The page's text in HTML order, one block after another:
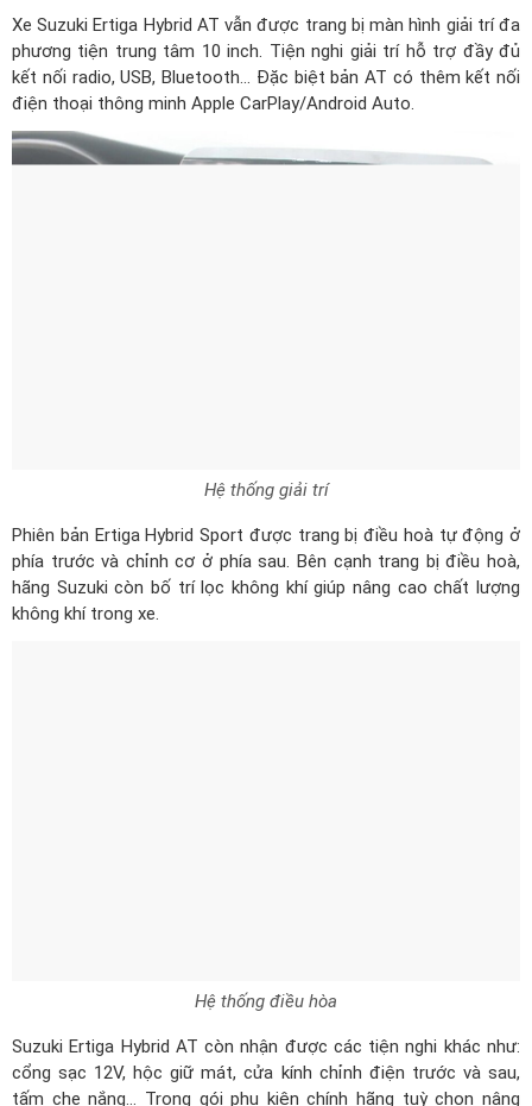
Xe Suzuki Ertiga Hybrid AT vẫn được trang bị màn hình giải trí đa
phương tiện trung tâm 10 inch. Tiện nghi giải trí hỗ trợ đầy đủ
kết nối radio, USB, Bluetooth… Đặc biệt bản AT có thêm kết nối
điện thoại thông minh Apple CarPlay/Android Auto.
Hệ thống giải trí
Phiên bản Ertiga Hybrid Sport được trang bị điều hoà tự động ở
phía trước và chỉnh cơ ở phía sau. Bên cạnh trang bị điều hoà,
hãng Suzuki còn bố trí lọc không khí giúp nâng cao chất lượng
không khí trong xe.
Hệ thống điều hòa
Suzuki Ertiga Hybrid AT còn nhận được các tiện nghi khác như:
cổng sạc 12V, hộc giữ mát, cửa kính chỉnh điện trước và sau,
tấm che nắng… Trong gói phụ kiện chính hãng tuỳ chọn nâng